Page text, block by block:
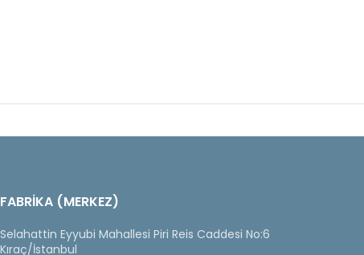
FABRİKA (MERKEZ)
Selahattin Eyyubi Mahallesi Piri Reis Caddesi No:6
Kıraç/İstanbul